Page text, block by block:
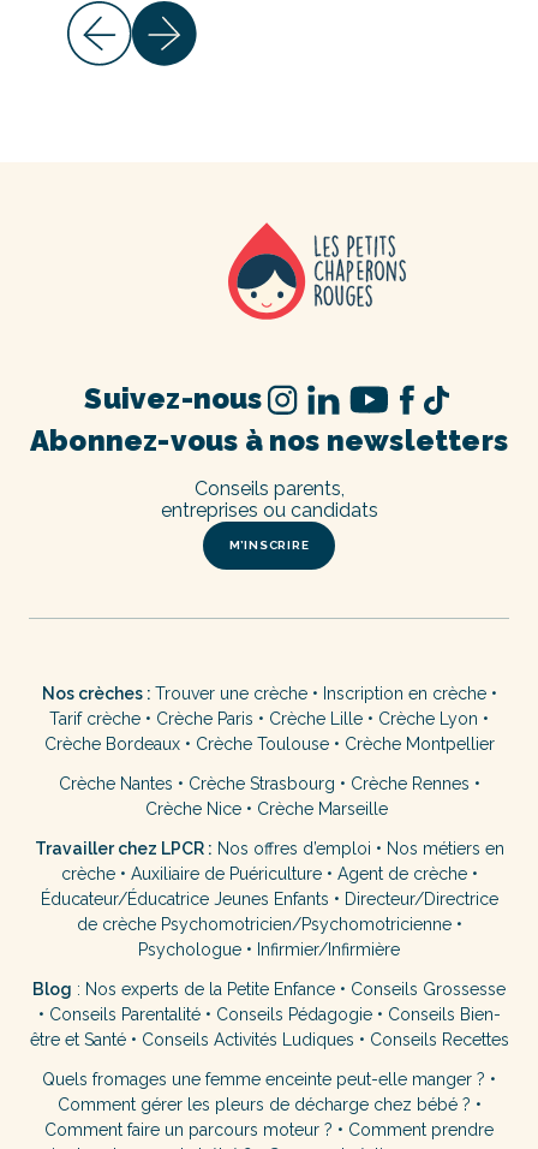
Abonnez-vous à nos newsletters
M’INSCRIRE
Conseils parents,
entreprises ou candidats
Suivez-nous
Nos crèches : Trouver une crèche• Inscription en crèche•
Tarif crèche • Crèche Paris • Crèche Lille • Crèche Lyon •
Crèche Bordeaux• Crèche Toulouse• Crèche Montpellier
Crèche Nantes • Crèche Strasbourg • Crèche Rennes •
Crèche Nice • Crèche Marseille
Travailler chez LPCR : Nos offres d’emploi • Nos métiers en
crèche• Auxiliaire de Puériculture• Agent de crèche•
Éducateur/Éducatrice Jeunes Enfants • Directeur/Directrice
de crèche Psychomotricien/Psychomotricienne•
Psychologue • Infirmier/Infirmière
Blog : Nos experts de la Petite Enfance • Conseils Grossesse
• Conseils Parentalité• Conseils Pédagogie• Conseils Bien-
être et Santé• Conseils Activités Ludiques • Conseils Recettes
Quels fromages une femme enceinte peut-elle manger ? •
Comment gérer les pleurs de décharge chez bébé ? •
Comment faire un parcours moteur ? • Comment prendre